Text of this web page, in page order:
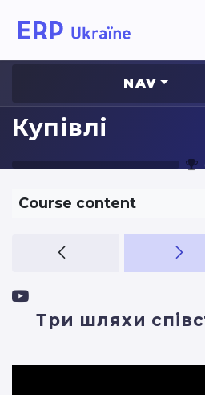
NAV
Купівлі
Course content